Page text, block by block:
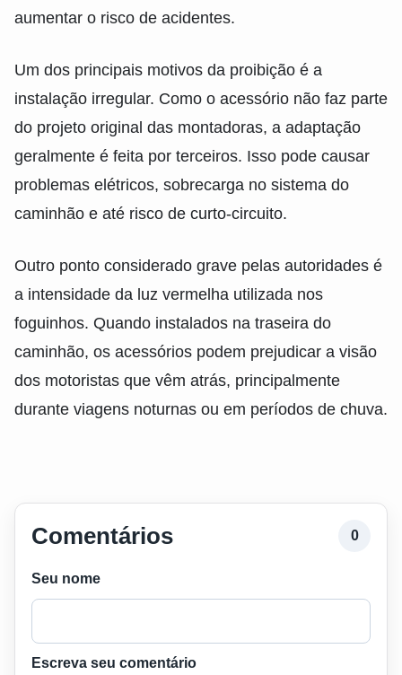
aumentar o risco de acidentes.
Um dos principais motivos da proibição é a
instalação irregular. Como o acessório não faz parte
do projeto original das montadoras, a adaptação
geralmente é feita por terceiros. Isso pode causar
problemas elétricos, sobrecarga no sistema do
caminhão e até risco de curto-circuito.
Outro ponto considerado grave pelas autoridades é
a intensidade da luz vermelha utilizada nos
foguinhos. Quando instalados na traseira do
caminhão, os acessórios podem prejudicar a visão
dos motoristas que vêm atrás, principalmente
durante viagens noturnas ou em períodos de chuva.
Comentários 0
Seu nome
Escreva seu comentário